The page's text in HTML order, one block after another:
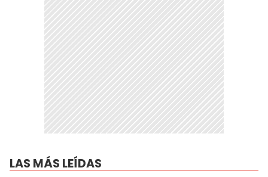
LAS MÁS LEÍDAS